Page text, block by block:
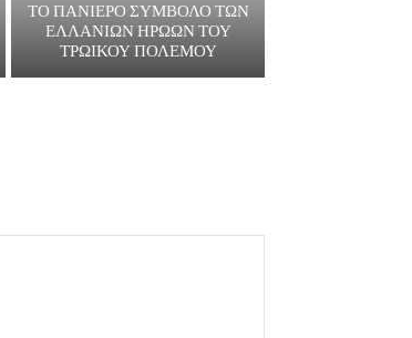
ΤΟ ΠΑΝΙΕΡΟ ΣΥΜΒΟΛΟ ΤΩΝ
ΕΛΛΑΝΙΩΝ ΗΡΩΩΝ ΤΟΥ
ΤΡΩΙΚΟΥ ΠΟΛΕΜΟΥ